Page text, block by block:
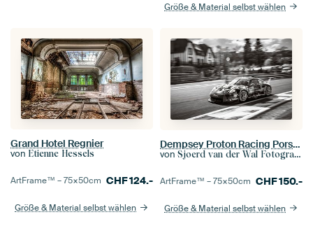
Größe & Material selbst wählen
Grand Hotel Regnier
von Etienne Hessels
ArtFrame™ –75×50cm CHF124.-
Größe & Material selbst wählen
Dempsey Proton Racing Porsche 911 RSR
von Sjoerd van der Wal Fotografie
ArtFrame™ –75×50cm CHF150.-
Größe & Material selbst wählen